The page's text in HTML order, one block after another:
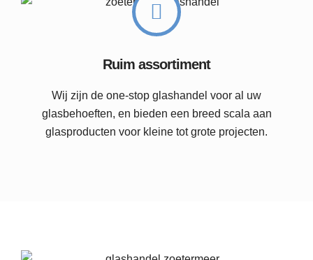
Ruim assortiment
Wij zijn de one-stop glashandel voor al uw
glasbehoeften, en bieden een breed scala aan
glasproducten voor kleine tot grote projecten.